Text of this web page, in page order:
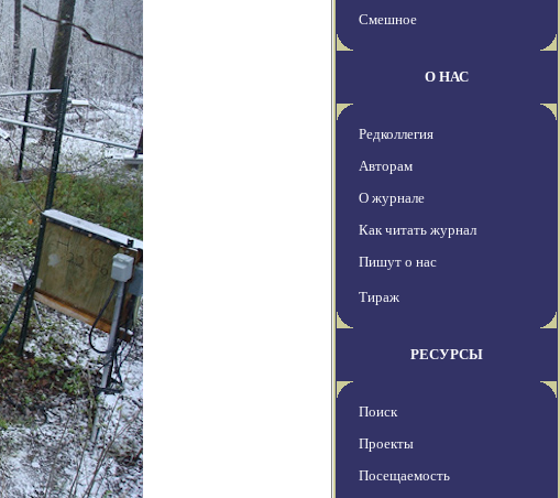
Смешное
О НАС
Редколлегия
Авторам
О журнале
Как читать журнал
Пишут о нас
Тираж
РЕСУРСЫ
Поиск
Проекты
Посещаемость